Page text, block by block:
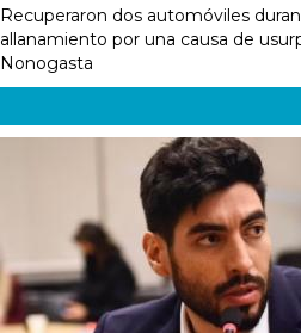
Recuperaron dos automóviles
allanamiento por una causa de
Nonogasta